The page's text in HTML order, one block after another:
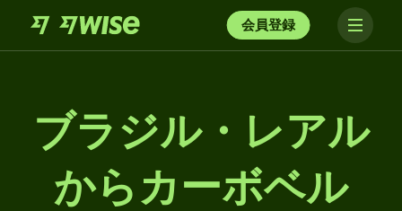
会員登録
ブラジル・レアル
からカーボベル